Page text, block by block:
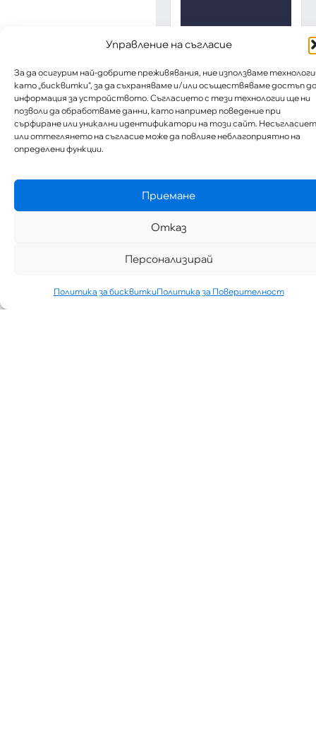
Управление на съгласие
За да осигурим най-добрите преживявания, ние използваме
като „бисквитки“, за да съхраняваме и/или осъществяваме достъп до
информация за устройството. Съгласието с тези технологии ще ни
позволи да обработваме данни, като например поведение при
сърфиране или уникални идентификатори на този сайт.
или оттеглянето на съгласие може да повлияе неблагоприятно на
определени функции.
Приемане
Отказ
Персонализирай
Политика за бисквиткиПолитика за Поверителност
ТЪРСИ ЛЕКАР
ЗА КАБИНЕТ В
ГР. СОФИЯ
Виж Повече